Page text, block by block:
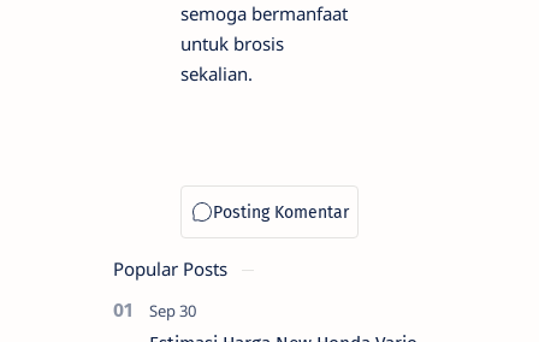
semoga bermanfaat
untuk brosis
sekalian.
Popular Posts